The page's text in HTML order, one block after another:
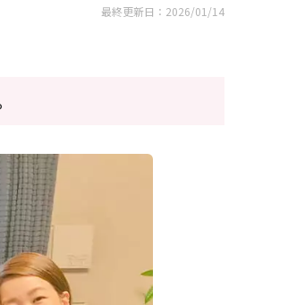
最終更新日：2026/01/14